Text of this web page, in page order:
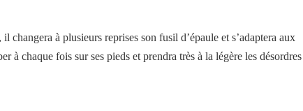
changera à plusieurs reprises son fusil d’épaule et s’adaptera aux
à chaque fois sur ses pieds et prendra très à la légère les désordres